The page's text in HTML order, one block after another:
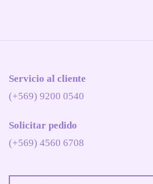
Servicio al cliente
(+569) 9200 0540
Solicitar pedido
(+569) 4560 6708